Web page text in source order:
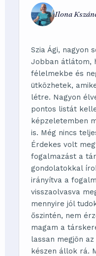
Szia Ági, nagyon
Jobban átlátom,
félelmekbe és
ütközhetek,
létre. Nagyon
pontos listát
képzeletemben
is. Még nincs
Érdekes volt
fogalmazást a
gondolatokkal
irányítva a
visszaolvasva
mennyire jól
őszintén, nem
magam a
lassan megjön
készen állok rá.
Ilona